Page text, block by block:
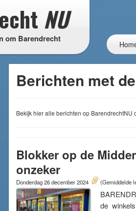
NU
om Barendrecht
Berichten met
Bekijk hier alle berichten op BarendrechtNU
Blokker op de
onzeker
Donderdag 26 december 2024 (Gemiddelde
de